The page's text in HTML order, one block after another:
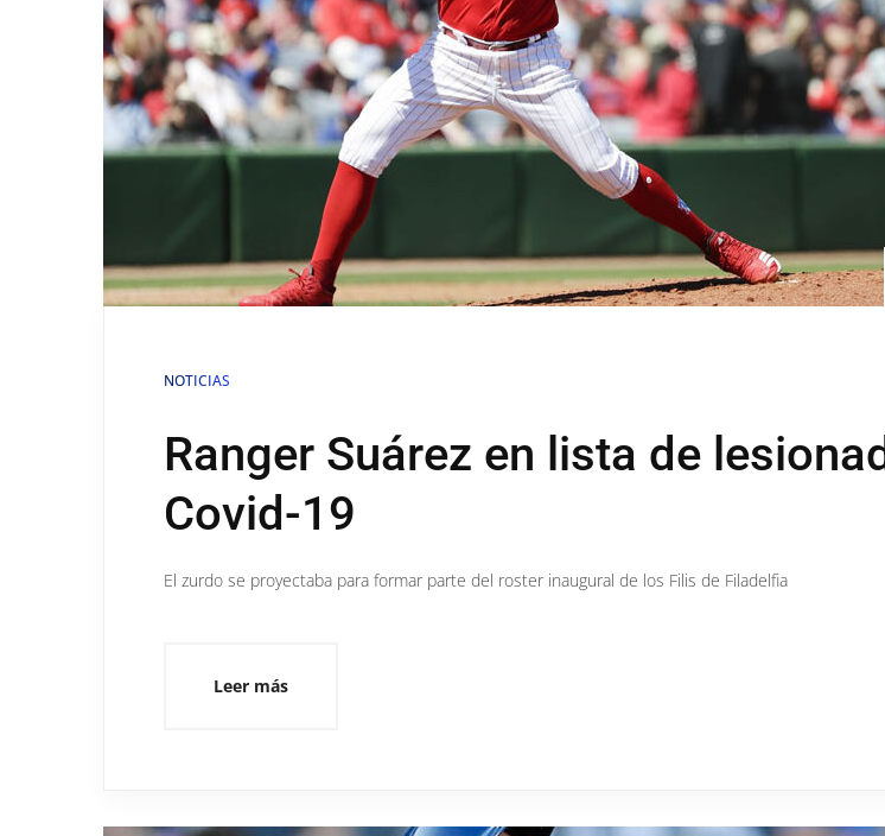
NOTICIAS
Ranger Suárez en lista de
Covid-19
El zurdo se proyectaba para formar parte del roster inaugural de los Filis de Filadelfia
Leer más